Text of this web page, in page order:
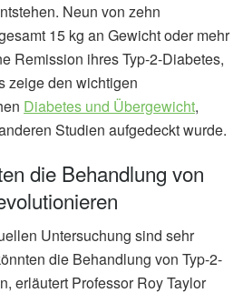
Neun von zehn
15 kg an Gewicht oder mehr
Remission ihres Typ-2-Diabetes,
zeige den wichtigen
Diabetes und Übergewicht,
Studien aufgedeckt wurde.
die Behandlung von
Untersuchung sind sehr
die Behandlung von Typ-2-
erläutert Professor Roy Taylor